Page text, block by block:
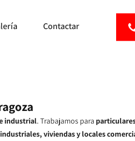
Contactar
industrial. Trabajamos para
viviendas y locales